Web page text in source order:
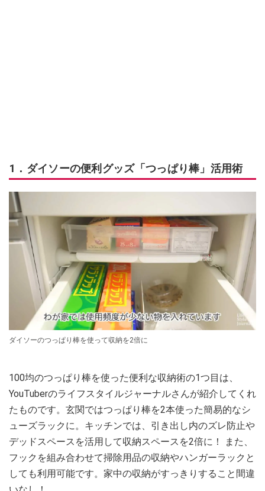
1．ダイソーの便利グッズ「つっぱり棒」活用術
ダイソーのつっぱり棒を使って収納を2倍に
100均のつっぱり棒を使った便利な収納術の1つ目は、
YouTuberのライフスタイルジャーナルさんが紹介してくれ
たものです。玄関ではつっぱり棒を2本使った簡易的なシ
ューズラックに。キッチンでは、引き出し内のズレ防止や
デッドスペースを活用して収納スペースを2倍に！ また、
フックを組み合わせて掃除用品の収納やハンガーラックと
しても利用可能です。家中の収納がすっきりすること間違